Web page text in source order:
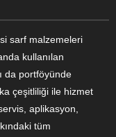
sarf malzemeleri
kullanılan
da portföyünde
çeşitliliği ile hizmet
aplikasyon,
tüm